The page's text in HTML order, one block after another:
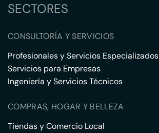
SECTORES
CONSULTORÍA Y SERVICIOS
Profesionales y Servicios Especializados
Servicios para Empresas
Ingeniería y Servicios Técnicos
COMPRAS, HOGAR Y BELLEZA
Tiendas y Comercio Local